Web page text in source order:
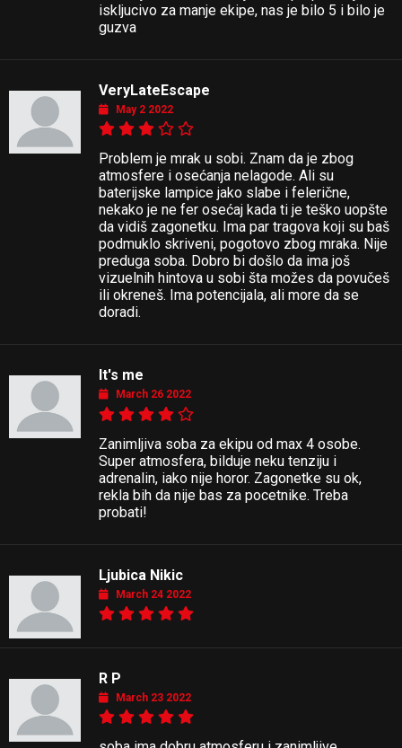
iskljucivo za manje ekipe, nas je bilo 5 i bilo je
guzva
VeryLateEscape
May 2 2022
Problem je mrak u sobi. Znam da je zbog
atmosfere i osećanja nelagode. Ali su
baterijske lampice jako slabe i felerične,
nekako je ne fer osećaj kada ti je teško uopšte
da vidiš zagonetku. Ima par tragova koji su baš
podmuklo skriveni, pogotovo zbog mraka. Nije
preduga soba. Dobro bi došlo da ima još
vizuelnih hintova u sobi šta možes da povučeš
ili okreneš. Ima potencijala, ali more da se
doradi.
It's me
March 26 2022
Zanimljiva soba za ekipu od max 4 osobe.
Super atmosfera, bilduje neku tenziju i
adrenalin, iako nije horor. Zagonetke su ok,
rekla bih da nije bas za pocetnike. Treba
probati!
Ljubica Nikic
March 24 2022
R P
March 23 2022